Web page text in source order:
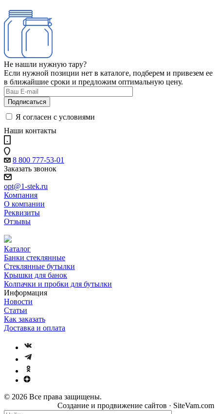
Не нашли нужную тару?
Если нужной позиции нет в каталоге, подберем и привезем ее
в ближайшие сроки и предложим оптимальную цену.
Я согласен с условиями
Наши контакты
8 800 777-53-01
Заказать звонок
opt@1-stek.ru
Компания
О компании
Реквизиты
Отзывы
Каталог
Банки стеклянные
Стеклянные бутылки
Крышки для банок
Колпачки и пробки для бутылки
Информация
Новости
Статьи
Как заказать
Доставка и оплата
© 2026 Все права защищены.
Создание и продвижение сайтов · SiteVam.com